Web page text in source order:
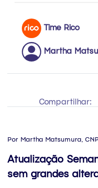
Time Rico
Martha
Compartilhar:
Por Martha Matsumura,
Atualização
sem grandes